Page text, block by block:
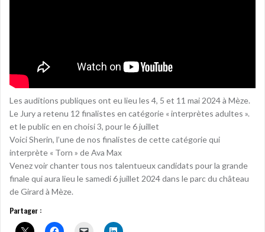
Les auditions publiques ont eu lieu les 4, 5 et 11 mai 2024 à Mèze.
Le Jury a retenu 12 finalistes en catégorie « interprètes adultes ».
et le public en en choisi 3, pour le 6 juillet
Voici Sherin, l’une de nos finalistes de cette catégorie qui
interprète « Torn » de Ava Max
Venez voir chanter tous nos talentueux candidats pour la grande
finale qui aura lieu le samedi 6 juillet 2024 dans le parc du château
de Girard à Mèze.
Partager :